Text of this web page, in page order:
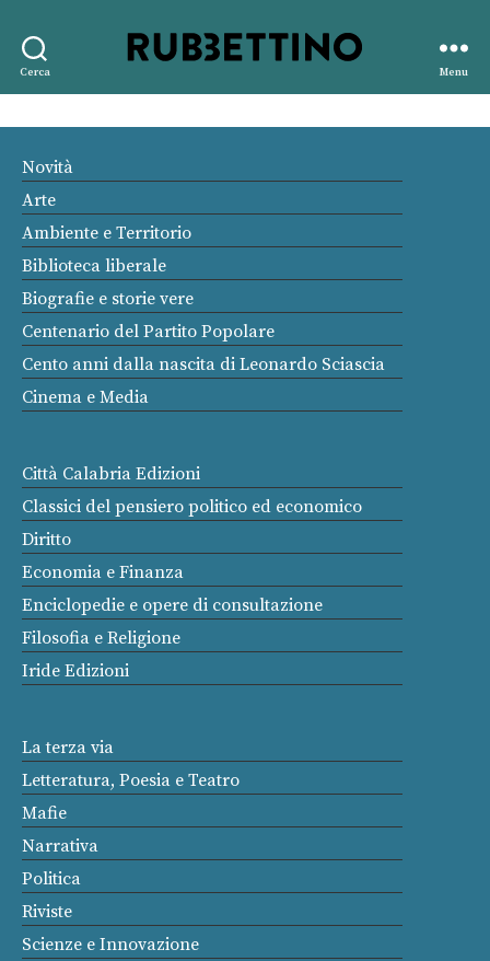
Cerca
editore
Menu
Novità
Arte
Ambiente e Territorio
Biblioteca liberale
Biografie e storie vere
Centenario del Partito Popolare
Cento anni dalla nascita di Leonardo Sciascia
Cinema e Media
Città Calabria Edizioni
Classici del pensiero politico ed economico
Diritto
Economia e Finanza
Enciclopedie e opere di consultazione
Filosofia e Religione
Iride Edizioni
La terza via
Letteratura, Poesia e Teatro
Mafie
Narrativa
Politica
Riviste
Scienze e Innovazione